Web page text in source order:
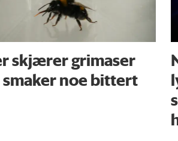
skjærer grimaser
smaker noe bittert